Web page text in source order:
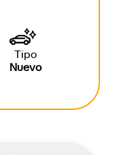
Tipo
Nuevo